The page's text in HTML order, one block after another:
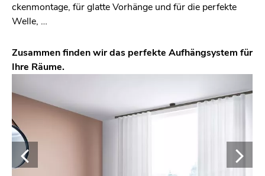
cken­mon­ta­ge, für glat­te Vor­hän­ge und für die per­fek­te
Welle, …
Zu­sam­men fin­den wir das per­fek­te Auf­häng­sys­tem für
Ihre Räume.